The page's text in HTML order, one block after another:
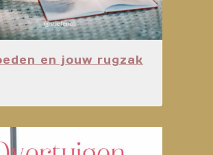
en jouw rugzak